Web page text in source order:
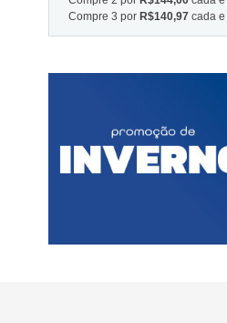
Compre 3 por R$140,97cada e